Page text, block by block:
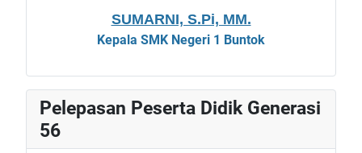
SUMARNI, S.Pi, MM.
Kepala SMK Negeri 1 Buntok
Pelepasan Peserta Didik Generasi
56